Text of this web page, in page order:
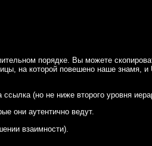
порядке. Вы можете
на которой повешено наше знамя,
(но не ниже второго уровня
они аутентично ведут.
взаимности).